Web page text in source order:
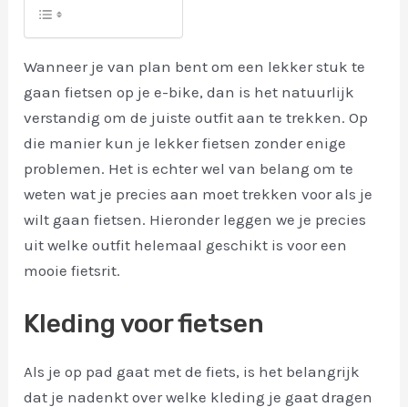
Wanneer je van plan bent om een lekker stuk te
gaan fietsen op je e-bike, dan is het natuurlijk
verstandig om de juiste outfit aan te trekken. Op
die manier kun je lekker fietsen zonder enige
problemen. Het is echter wel van belang om te
weten wat je precies aan moet trekken voor als je
wilt gaan fietsen. Hieronder leggen we je precies
uit welke outfit helemaal geschikt is voor een
mooie fietsrit.
Kleding voor fietsen
Als je op pad gaat met de fiets, is het belangrijk
dat je nadenkt over welke kleding je gaat dragen